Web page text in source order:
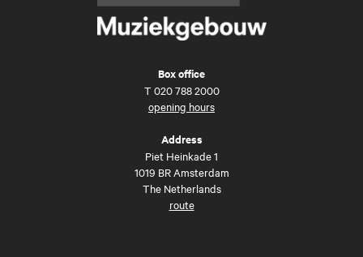
Box office
T 020 788 2000
opening hours
Address
Piet Heinkade 1
1019 BR Amsterdam
The Netherlands
route